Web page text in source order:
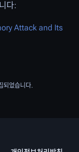
다:
Attack and Its
되었습니다.